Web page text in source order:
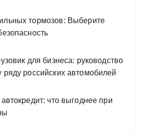
тормозов: Выберите
для бизнеса: руководство
российских автомобилей
что выгоднее при